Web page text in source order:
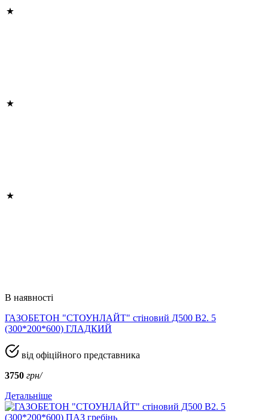
В наявності
ГАЗОБЕТОН "СТОУНЛАЙТ" стіновий Д500 В2. 5
(300*200*600) ГЛАДКИЙ
від офіційного представника
3750 грн/
Детальніше